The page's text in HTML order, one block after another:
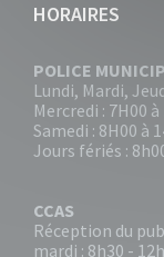
HORAIRES
POLICE
Lundi, Mardi,
Mercredi : 7H00 à
Samedi : 8H00 à
Jours fériés :
CCAS
Réception du
mardi : 8h30 -